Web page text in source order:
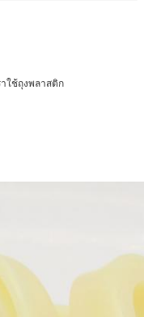
ใช้ถุงพลาสติก